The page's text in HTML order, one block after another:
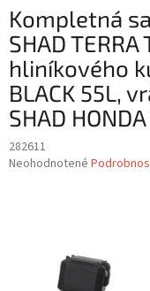
Kompletná
SHAD
hliníkového
BLACK 55L,
SHAD
282611
Priemerné
hviezdičiek.
Neohodnotené